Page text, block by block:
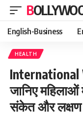
English-Business
HEALTH
International
जानिए
संकेत और लक्षण